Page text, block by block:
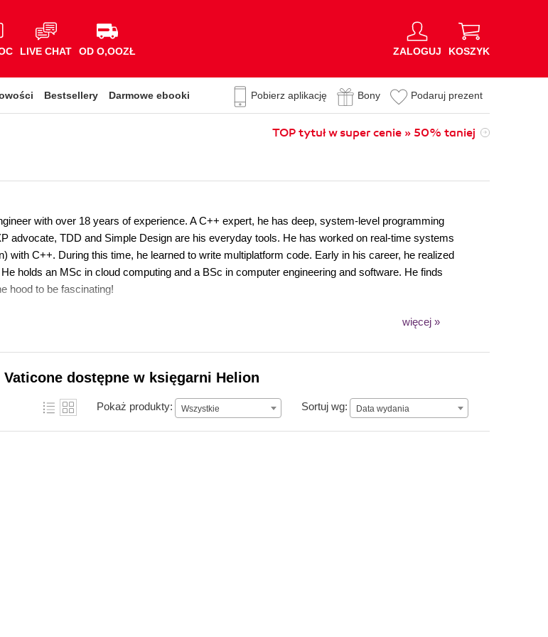
LIVE CHAT OD O,OOZŁ ZALOGUJ KOSZYK
Bestsellery Darmowe ebooki Pobierz aplikację Bony Podaruj prezent
TOP tytuł w super cenie » 50% taniej
with over 18 years of experience. A C++ expert, he has deep, system-level programming
advocate, TDD and Simple Design are his everyday tools. He has worked on real-time systems
with C++. During this time, he learned to write multiplatform code. Early in his career, he realized
holds an MSc in cloud computing and a BSc in computer engineering and software. He finds
hood to be fascinating!
więcej »
dostępne w księgarni Helion
Pokaż produkty: Wszystkie Sortuj wg: Data wydania
Data wydania